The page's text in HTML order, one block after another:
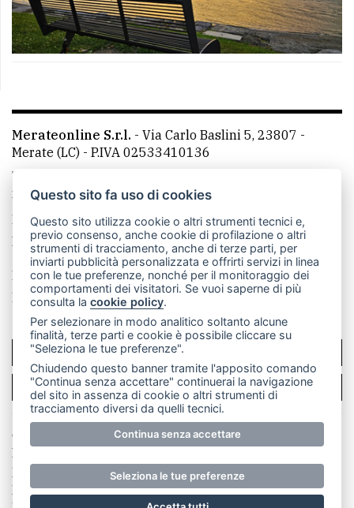
Merateonline S.r.l. - Via Carlo Baslini 5, 23807 -
Merate (LC) - P.IVA 02533410136
Telefono:
mail: redazione@leccoonline.com
La redazione
MerateOnline CasateOnline
RSS
Made by VIP
Privacy policy
Cookie policy
Rivedi le tue scelte sui cookie
SCRIVICI
PER LA TUA PUBBLICITÀ
© Copyright Merateonline S.r.l. - Tutti i diritti riservati.
E' proibita la riproduzione e pubblicazione anche
parziale di testi, articoli e immagini senza la
preventiva autorizzazione scritta dell'editore. RI Lecco
numero Rea LC 291.277 - Capitale sociale 10.329,14 €
Questo sito fa uso di cookies
Questo sito utilizza cookie o altri strumenti tecnici e,
previo consenso, anche cookie di profilazione o altri
strumenti di tracciamento, anche di terze parti, per
inviarti pubblicità personalizzata e offrirti servizi in linea
con le tue preferenze, nonché per il monitoraggio dei
comportamenti dei visitatori. Se vuoi saperne di più
consulta lacookie policy.
Per selezionare in modo analitico soltanto alcune
finalità, terze parti e cookie è possibile cliccare su
"Seleziona le tue preferenze".
Chiudendo questo banner tramite l'apposito comando
"Continua senza accettare" continuerai la navigazione
del sito in assenza di cookie o altri strumenti di
tracciamento diversi da quelli tecnici.
Continua senza accettare
Seleziona le tue preferenze